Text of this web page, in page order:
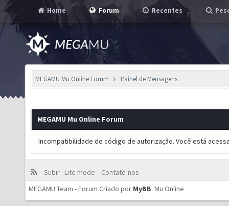
Home Forum Recentes
MEGAMU Mu Online Forum Painel de Mensagens
MEGAMU Mu Online Forum
Incompatibilidade de código de autorização. Você está
Subir Lite mode
Contate-nos
MEGAMU Team - Forum Criado por MyBB. Mu Online